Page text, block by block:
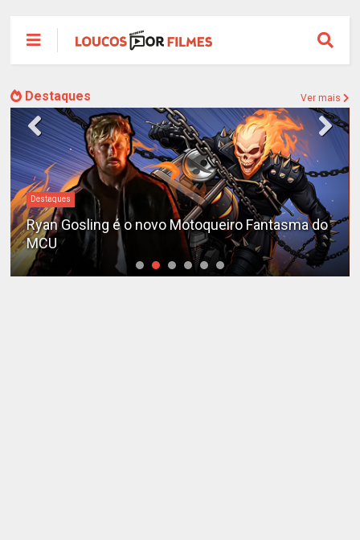
Destaques Ver mais
Destaques
Ryan Gosling é o novo Motoqueiro Fantasma do
MCU